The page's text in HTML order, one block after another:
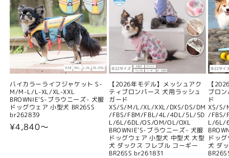
バイカラーライフジャケット S-
M/M-L/L-XL/XL-XXL
BROWNIE'S-ブラウニーズ- 犬服
ドッグウェア 小型犬 BR26SS
br262839
通
¥4,840〜
【2026年モデル】メッシュアク
ティブロンパース 犬用ラッシュ
ガード
XS/S/M/L/XL/XXL/DXS/DS/DM
/FBS/FBM/FBL/4L/4DL/5L/5D
L/6L/6DL/OS/OM/OL/OXL
BROWNIE'S-ブラウニーズ- 犬服
ドッグウェア 小型犬 中型犬 大型
犬 ダックス フレブル コーギー
BR26SS br261831
【
ブロ
ド
XS/S/
/FBS/
L/6L/
ドッ
犬 ダ